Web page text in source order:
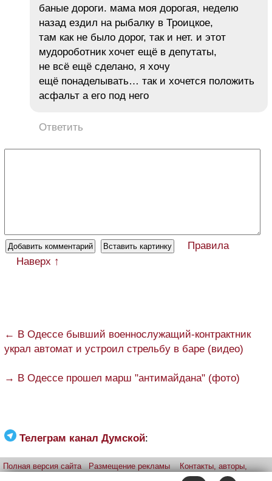
баные дороги. мама моя дорогая, неделю
назад ездил на рыбалку в Троицкое,
там как не было дорог, так и нет. и этот
мудороботник хочет ещё в депутаты,
не всё ещё сделано, я хочу
ещё понаделывать… так и хочется положить
асфальт а его под него
Ответить
Правила
Наверх ↑
← В Одессе бывший военнослужащий-контрактник
украл автомат и устроил стрельбу в баре (видео)
→ В Одессе прошел марш "антимайдана" (фото)
Телеграм канал Думской:
Полная версия сайта Размещение рекламы
Контакты, авторы,